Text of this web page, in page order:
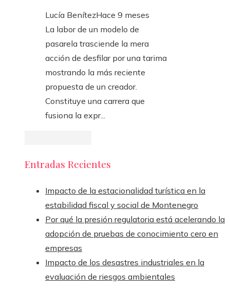
Lucía BenítezHace 9 meses
La labor de un modelo de
pasarela trasciende la mera
acción de desfilar por una tarima
mostrando la más reciente
propuesta de un creador.
Constituye una carrera que
fusiona la expr...
Entradas Recientes
Impacto de la estacionalidad turística en la
estabilidad fiscal y social de Montenegro
Por qué la presión regulatoria está acelerando la
adopción de pruebas de conocimiento cero en
empresas
Impacto de los desastres industriales en la
evaluación de riesgos ambientales